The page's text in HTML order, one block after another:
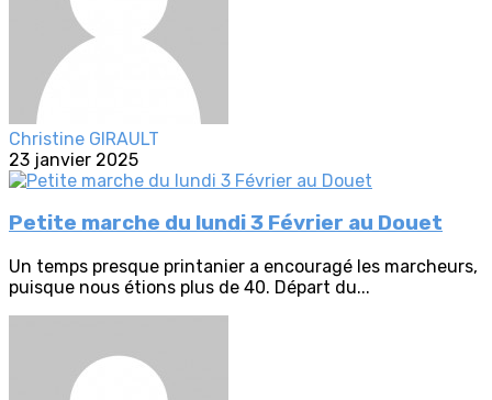
Christine GIRAULT
23 janvier 2025
Petite marche du lundi 3 Février au Douet
Un temps presque printanier a encouragé les marcheurs,
puisque nous étions plus de 40. Départ du...